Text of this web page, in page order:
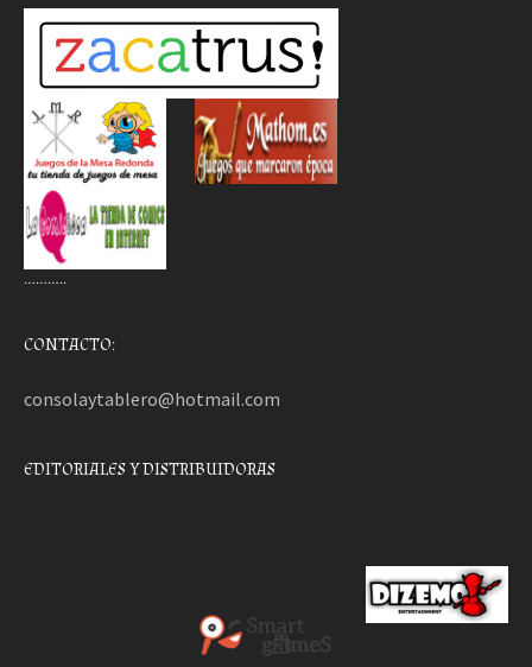
………..
CONTACTO:
consolaytablero@hotmail.com
EDITORIALES Y DISTRIBUIDORAS